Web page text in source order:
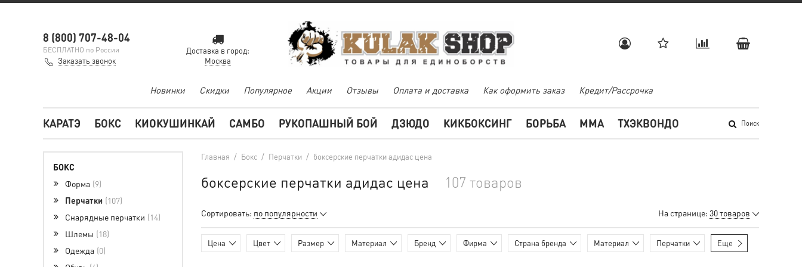
8 (800) 707-48-04
БЕСПЛАТНО по России
Заказать звонок
Доставка в город:
Москва
Новинки Скидки Популярное Акции Отзывы Оплата и доставка Как оформить заказ Кредит/Рассрочка
Поиск
КАРАТЭ БОКС КИОКУШИНКАЙ САМБО РУКОПАШНЫЙ БОЙ ДЗЮДО КИКБОКСИНГ БОРЬБА MMA ТХЭКВОНДО
Главная / Бокс / Перчатки / боксерские перчатки адидас цена
боксерские перчатки адидас цена 107 товаров
Сортировать: по популярности На странице: 30 товаров
Цена Цвет Размер Материал Бренд Фирма Страна бренда Материал Перчатки Еще
БОКС
Форма 9
Перчатки 107
Снарядные перчатки 14
Шлемы 18
Одежда 0